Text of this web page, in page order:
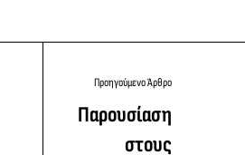
Προηγούμενο Άρθρο
Παρουσίαση
στους